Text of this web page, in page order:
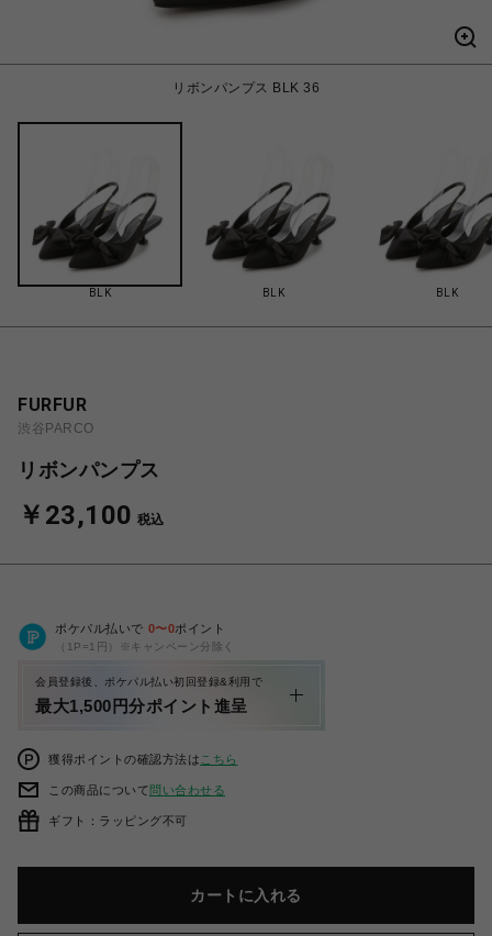
リボンパンプス BLK 36
BLK BLK BLK
FURFUR
渋谷PARCO
リボンパンプス
￥23,100 税込
ポケパル払いで 0〜0ポイント
（1P=1円）※キャンペーン分除く
会員登録後、ポケパル払い初回登録&利用で
最大1,500円分ポイント進呈
獲得ポイントの確認方法は こちら
この商品について問い合わせる
ギフト：ラッピング不可
カートに入れる